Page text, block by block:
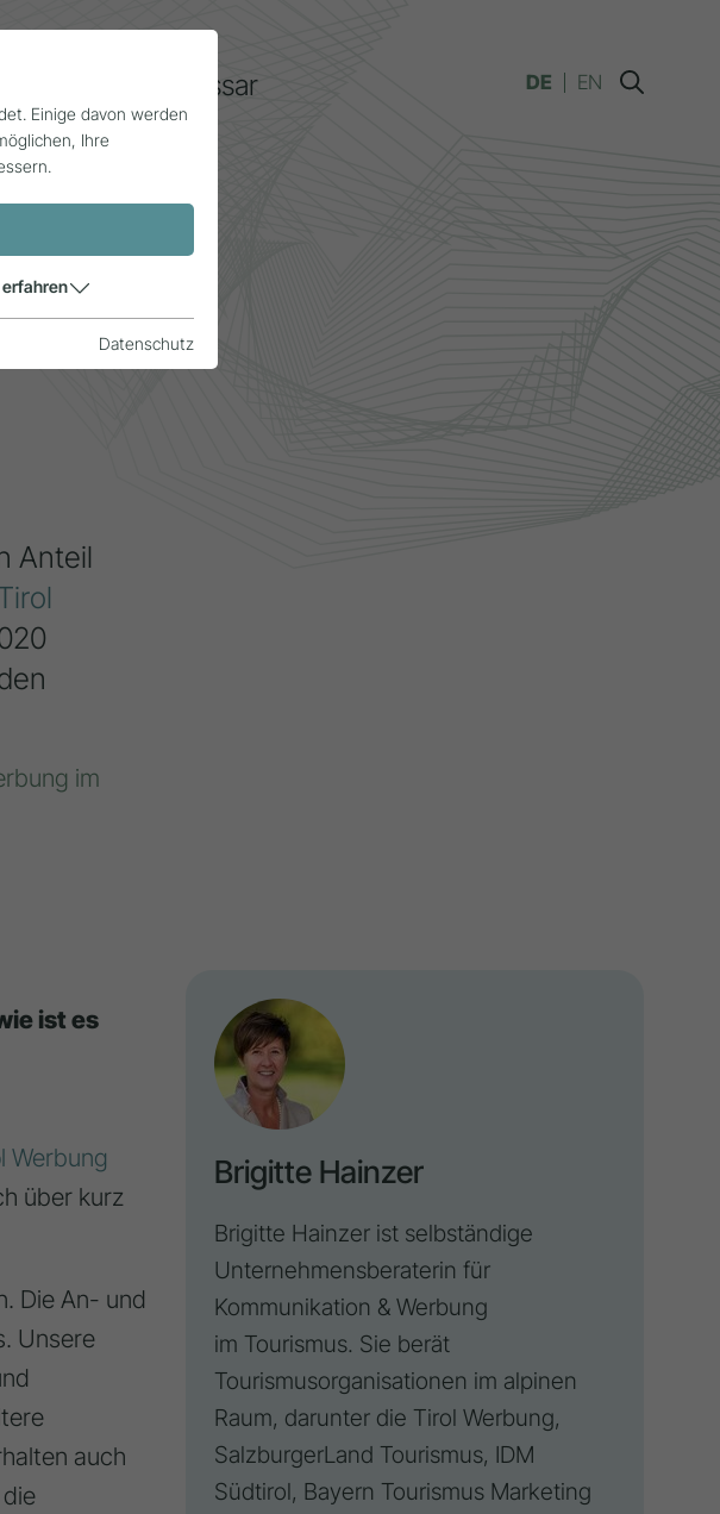
Glossar DE EN
Anteil
im
ist es
Werbung
über kurz
Die An- und
Unsere
auch
Brigitte Hainzer
Brigitte Hainzer ist selbständige
Unternehmensberaterin für
Kommunikation & Werbung
im Tourismus. Sie berät
Tourismusorganisationen im alpinen
Raum, darunter die Tirol Werbung,
SalzburgerLand Tourismus, IDM
Südtirol, Bayern Tourismus Marketing
Einige davon werden
Ihre
Datenschutz